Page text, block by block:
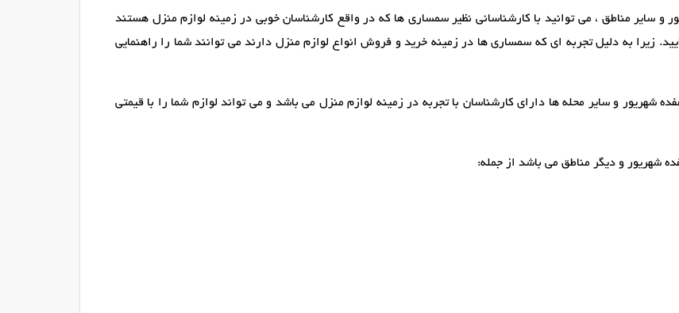
مناطق ، می توانید با کارشناسانی نظیر سمساری ها که در واقع کارشناسان خوبی در زمینه لوازم منزل هستند
زیرا به دلیل تجربه ای که سمساری ها در زمینه خرید و فروش انواع لوازم منزل دارند می توانند شما را راهنمایی
شهریور و سایر محله ها دارای کارشناسان با تجربه در زمینه لوازم منزل می باشد و می تواند لوازم شما را با قیمتی
شهریور و دیگر مناطق می باشد از جمله: